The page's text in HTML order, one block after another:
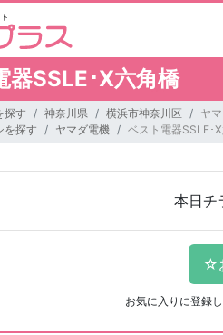
器SSLE･X六角橋
探す 神奈川県 横浜市神奈川区
ヤ
を探す ヤマダ電機 ベスト電器SSLE･
本日チ
お気に入りに登録